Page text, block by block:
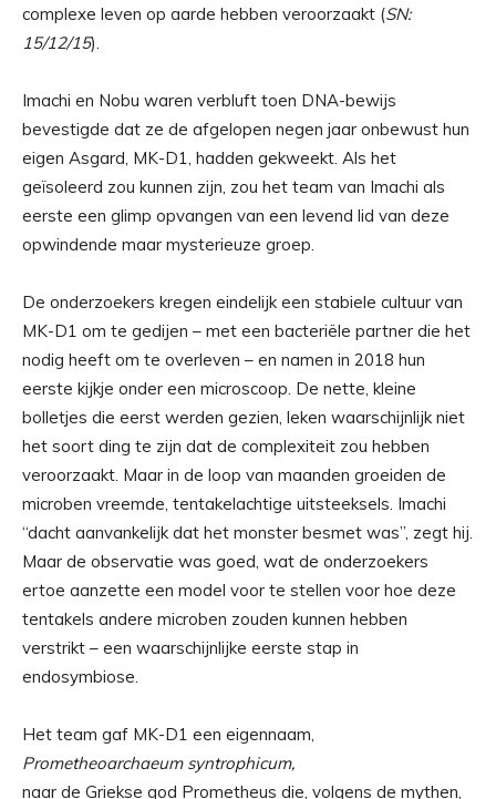
complexe leven op aarde hebben veroorzaakt (SN:
15/12/15).
Imachi en Nobu waren verbluft toen DNA-bewijs
bevestigde dat ze de afgelopen negen jaar onbewust hun
eigen Asgard, MK-D1, hadden gekweekt. Als het
geïsoleerd zou kunnen zijn, zou het team van Imachi als
eerste een glimp opvangen van een levend lid van deze
opwindende maar mysterieuze groep.
De onderzoekers kregen eindelijk een stabiele cultuur van
MK-D1 om te gedijen – met een bacteriële partner die het
nodig heeft om te overleven – en namen in 2018 hun
eerste kijkje onder een microscoop. De nette, kleine
bolletjes die eerst werden gezien, leken waarschijnlijk niet
het soort ding te zijn dat de complexiteit zou hebben
veroorzaakt. Maar in de loop van maanden groeiden de
microben vreemde, tentakelachtige uitsteeksels. Imachi
“dacht aanvankelijk dat het monster besmet was”, zegt hij.
Maar de observatie was goed, wat de onderzoekers
ertoe aanzette een model voor te stellen voor hoe deze
tentakels andere microben zouden kunnen hebben
verstrikt – een waarschijnlijke eerste stap in
endosymbiose.
Het team gaf MK-D1 een eigennaam,
Prometheoarchaeum syntrophicum,
naar de Griekse god Prometheus die, volgens de mythen,